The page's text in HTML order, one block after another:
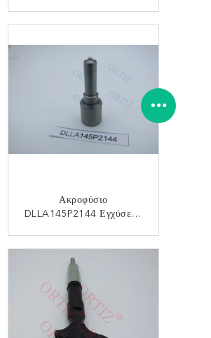
Ραγών
ΕΠΙΚΟΙΝΩΝΉΣΤΕ
Ακροφύσιο
DLLA145P2144 Εγχύσεων
445 120 336
ΕΠΙΚΟΙΝΩΝΉΣΤΕ